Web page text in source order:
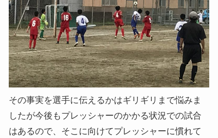
その事実を選手に伝えるかはギリギリまで悩みま
したが今後もプレッシャーのかかる状況での試合
はあるので、そこに向けてプレッシャーに慣れて